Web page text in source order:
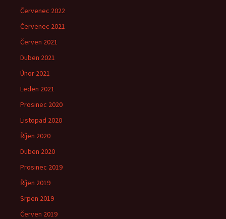
Červenec 2022
Červenec 2021
Červen 2021
Duben 2021
Únor 2021
Leden 2021
Prosinec 2020
Listopad 2020
Říjen 2020
Duben 2020
Prosinec 2019
Říjen 2019
Srpen 2019
Červen 2019